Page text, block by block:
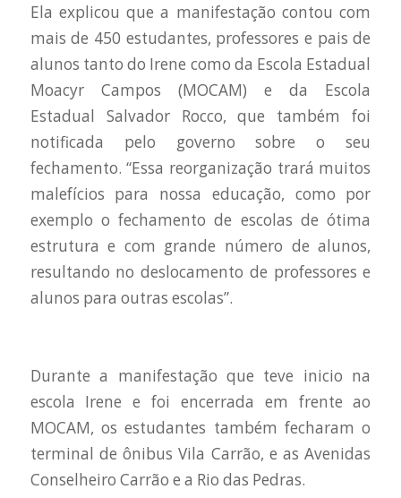
Ela explicou que a manifestação contou com
mais de 450 estudantes, professores e pais de
alunos tanto do Irene como da Escola Estadual
Moacyr Campos (MOCAM) e da Escola
Estadual Salvador Rocco, que também foi
notificada pelo governo sobre o seu
fechamento. “Essa reorganização trará muitos
malefícios para nossa educação, como por
exemplo o fechamento de escolas de ótima
estrutura e com grande número de alunos,
resultando no deslocamento de professores e
alunos para outras escolas”.
Durante a manifestação que teve inicio na
escola Irene e foi encerrada em frente ao
MOCAM, os estudantes também fecharam o
terminal de ônibus Vila Carrão, e as Avenidas
Conselheiro Carrão e a Rio das Pedras.